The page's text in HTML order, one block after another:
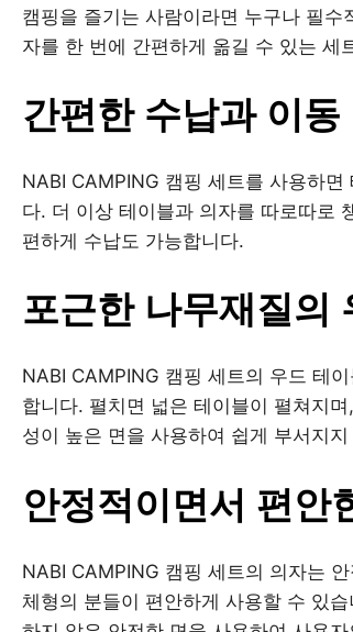
캠핑을 즐기는 사람이라면 누구나 필
자를 한 번에 간편하게 옮길 수 있는 세
간편한 수납과 이동
NABI CAMPING 캠핑 세트를 사용하
다. 더 이상 테이블과 의자를 따로따로
편하게 수납도 가능합니다.
포근한 나무재질의
NABI CAMPING 캠핑 세트의 우드 테
합니다. 펼치면 넓은 테이블이 펼쳐지
성이 높은 면을 사용하여 쉽게 부서지
안정적이면서 편안
NABI CAMPING 캠핑 세트의 의자는
체형의 분들이 편안하게 사용할 수 있